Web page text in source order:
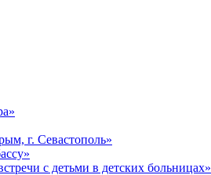
г. Севастополь»
с детьми в детских больницах»